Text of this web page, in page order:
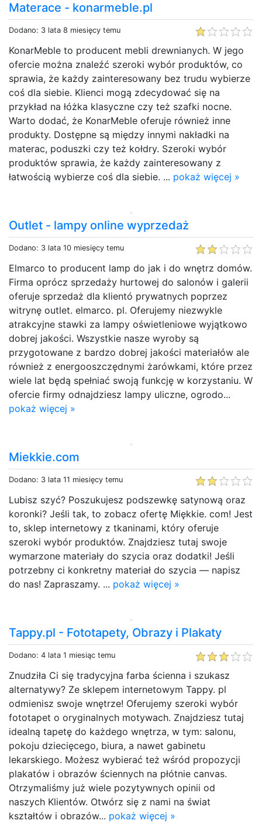
Materace - konarmeble.pl
Dodano: 3 lata 8 miesięcy temu
KonarMeble to producent mebli drewnianych. W jego
ofercie można znaleźć szeroki wybór produktów, co
sprawia, że każdy zainteresowany bez trudu wybierze
coś dla siebie. Klienci mogą zdecydować się na
przykład na łóżka klasyczne czy też szafki nocne.
Warto dodać, że KonarMeble oferuje również inne
produkty. Dostępne są między innymi nakładki na
materac, poduszki czy też kołdry. Szeroki wybór
produktów sprawia, że każdy zainteresowany z
łatwością wybierze coś dla siebie. ... pokaż więcej »
Outlet - lampy online wyprzedaż
Dodano: 3 lata 10 miesięcy temu
Elmarco to producent lamp do jak i do wnętrz domów.
Firma oprócz sprzedaży hurtowej do salonów i galerii
oferuje sprzedaż dla klientó prywatnych poprzez
witrynę outlet. elmarco. pl. Oferujemy niezwykle
atrakcyjne stawki za lampy oświetleniowe wyjątkowo
dobrej jakości. Wszystkie nasze wyroby są
przygotowane z bardzo dobrej jakości materiałów ale
również z energooszczędnymi żarówkami, które przez
wiele lat będą spełniać swoją funkcję w korzystaniu. W
ofercie firmy odnajdziesz lampy uliczne, ogrodo...
pokaż więcej »
Miekkie.com
Dodano: 3 lata 11 miesięcy temu
Lubisz szyć? Poszukujesz podszewkę satynową oraz
koronki? Jeśli tak, to zobacz ofertę Miękkie. com! Jest
to, sklep internetowy z tkaninami, który oferuje
szeroki wybór produktów. Znajdziesz tutaj swoje
wymarzone materiały do szycia oraz dodatki! Jeśli
potrzebny ci konkretny materiał do szycia — napisz
do nas! Zapraszamy. ... pokaż więcej »
Tappy.pl - Fototapety, Obrazy i Plakaty
Dodano: 4 lata 1 miesiąc temu
Znudziła Ci się tradycyjna farba ścienna i szukasz
alternatywy? Ze sklepem internetowym Tappy. pl
odmienisz swoje wnętrze! Oferujemy szeroki wybór
fototapet o oryginalnych motywach. Znajdziesz tutaj
idealną tapetę do każdego wnętrza, w tym: salonu,
pokoju dziecięcego, biura, a nawet gabinetu
lekarskiego. Możesz wybierać też wśród propozycji
plakatów i obrazów ściennych na płótnie canvas.
Otrzymaliśmy już wiele pozytywnych opinii od
naszych Klientów. Otwórz się z nami na świat
kształtów i obrazów... pokaż więcej »